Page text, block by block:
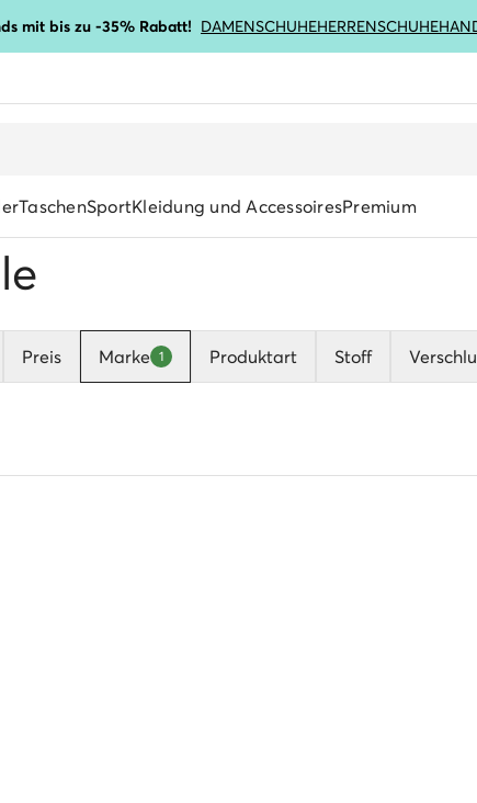
mit bis zu -35% Rabatt! DAMENSCHUHEHERRENSCHUHE
TaschenSportKleidung und AccessoiresPremium
Preis Marke 1 Produktart Stoff